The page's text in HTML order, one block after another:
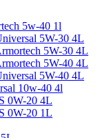
5w-40 1l
5W-30 4L
5W-30 4L
5W-40 4L
5W-40 4L
10w-40 4l
0W-20 4L
0W-20 1L